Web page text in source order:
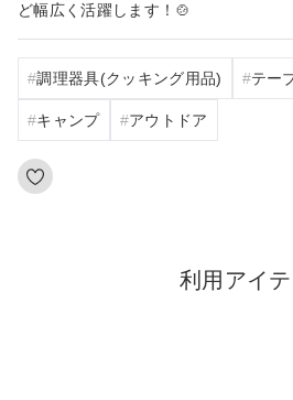
ど幅広く活躍します！🍲
調理器具(クッキング用品) テー
キャンプ アウトドア
利用アイ